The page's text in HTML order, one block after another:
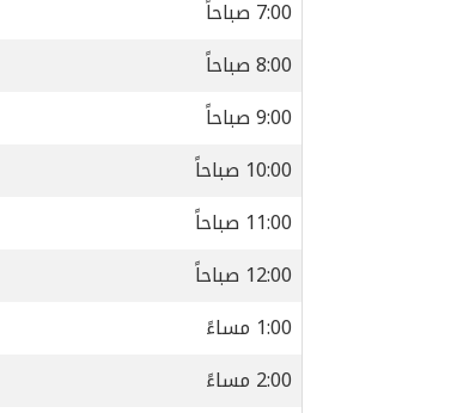
7:00 صباحاً
8:00 صباحاً
9:00 صباحاً
10:00 صباحاً
11:00 صباحاً
12:00 صباحاً
1:00 مساءً
2:00 مساءً